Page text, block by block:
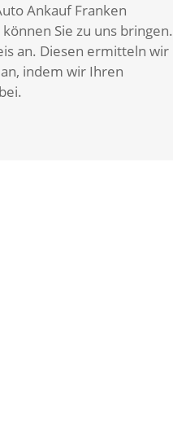
Ankauf Franken
Sie zu uns bringen.
an. Diesen ermitteln wir
indem wir Ihren